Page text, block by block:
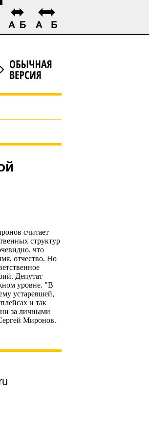
считает
структур
что
отчество. Но
Депутат
уровне. "В
устаревшей,
и так
за личными
Миронов.